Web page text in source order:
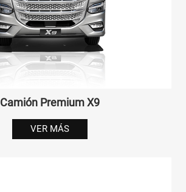
Camión Premium X9
VER MÁS